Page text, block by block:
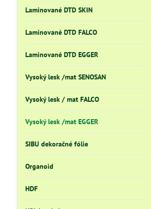
Laminované DTD SKIN
Laminované DTD FALCO
Laminované DTD EGGER
Vysoký lesk /mat SENOSAN
Vysoký lesk / mat FALCO
Vysoký lesk /mat EGGER
SIBU dekoračné fólie
Organoid
HDF